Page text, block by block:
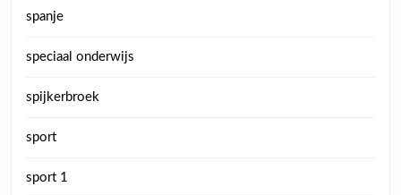
spanje
speciaal onderwijs
spijkerbroek
sport
sport 1